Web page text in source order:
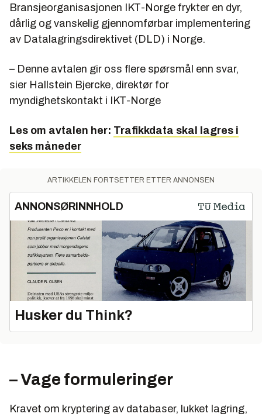
Bransjeorganisasjonen IKT-Norge frykter en dyr,
dårlig og vanskelig gjennomførbar implementering
av Datalagringsdirektivet (DLD) i Norge.
– Denne avtalen gir oss flere spørsmål enn svar,
sier Hallstein Bjercke, direktør for
myndighetskontakt i IKT-Norge
Les om avtalen her: Trafikkdata skal lagres i
seks måneder
ARTIKKELEN FORTSETTER ETTER ANNONSEN
ANNONSØRINNHOLD
Husker du Think?
– Vage formuleringer
Kravet om kryptering av databaser, lukket lagring,